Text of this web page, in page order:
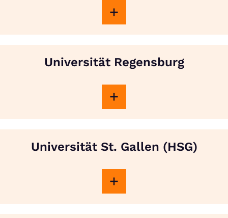
Universität Regensburg
Universität St. Gallen (HSG)